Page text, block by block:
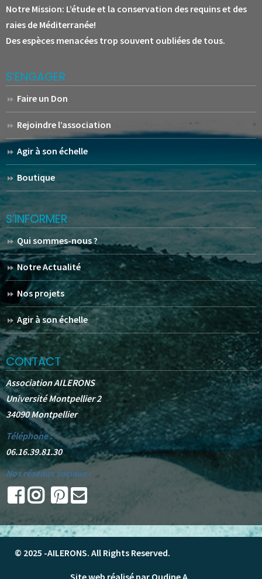
Notre Mission: L’étude et la conservation des requins et des
raies de Méditerranée!
Des espèces menacées trop souvent oubliées de tous.
S’ENGAGER
Faire un Don
Rejoindre l’association
Agir à son échelle
Boutique
S’INFORMER
Qui sommes-nous ?
Notre Actualité
Nos projets
Agir à son échelle
CONTACT
Association AILERONS
Université Montpellier 2
34090 Montpellier
Téléphone :
06.16.39.81.30
Nos réseaux sociaux :
© 2025 -AILERONS. All Rights Reserved.